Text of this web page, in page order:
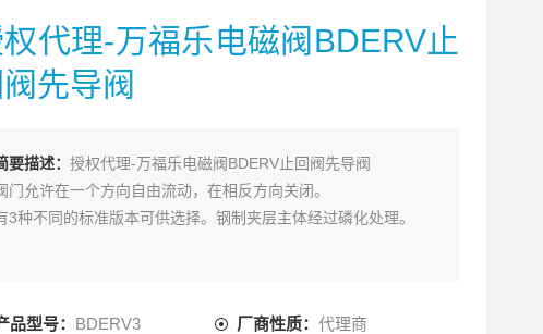
代理-万福乐电磁阀BDERV止
阀先导阀
要描述： 授权代理-万福乐电磁阀BDERV止回阀先导阀
门允许在一个方向自由流动，在相反方向关闭。
3种不同的标准版本可供选择。钢制夹层主体经过磷化处理。
品型号： BDERV3 厂商性质：代理商